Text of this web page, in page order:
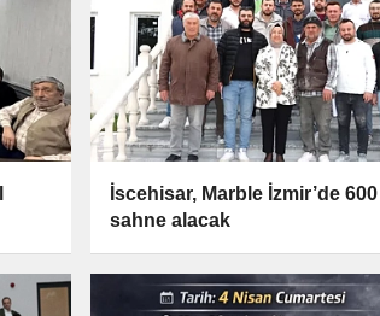
İscehisar, Marble İzmir’de 600
sahne alacak